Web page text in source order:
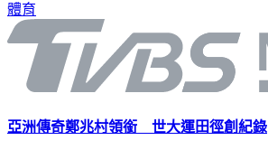
體育
亞洲傳奇鄭兆村領銜 世大運田徑創紀錄